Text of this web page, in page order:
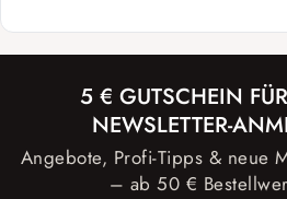
5 € GUTSCHEIN
NEWSLETTER-
Angebote, Profi-Tipps & neue
– ab 50 €